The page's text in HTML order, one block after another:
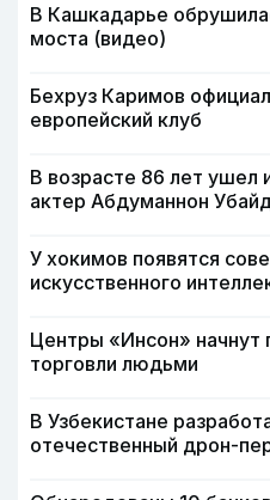
В Кашкадарье
моста (видео)
Бехруз Каримов
европейский клуб
В возрасте 86 лет ушел
актер Абдуманнон
У хокимов появятся
искусственного
Центры «Инсон» начнут
торговли людьми
В Узбекистане
отечественный дрон-